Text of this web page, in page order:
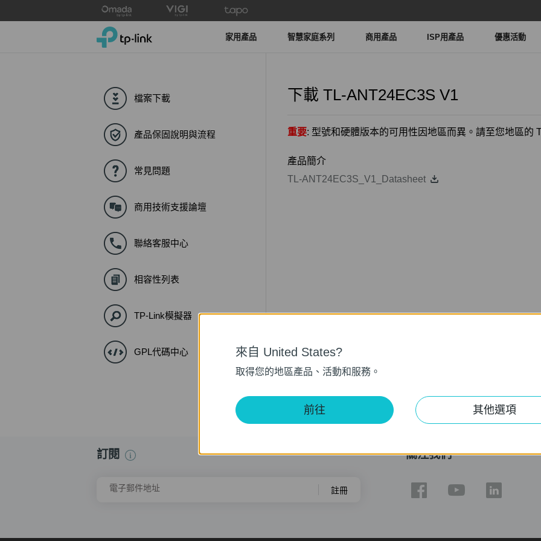
to
TP-Link, Reliably Smart 家用產品 智慧家庭系列 商用產品 ISP用產品 優惠活動
檔案下載
產品保固說明與流程
常見問題
商用技術支援論壇
聯絡客服中心
相容性列表
TP-Link模擬器
GPL代碼中心
下載 TL-ANT24EC3S V1
重要: 型號和硬體版本的可用性因地區而異。請至您地區的
產品簡介
TL-ANT24EC3S_V1_Datasheet
訂閱
電子郵件地址 註冊
關注我們
來自 United States?
取得您的地區產品、活動和服務。
前往 其他選項